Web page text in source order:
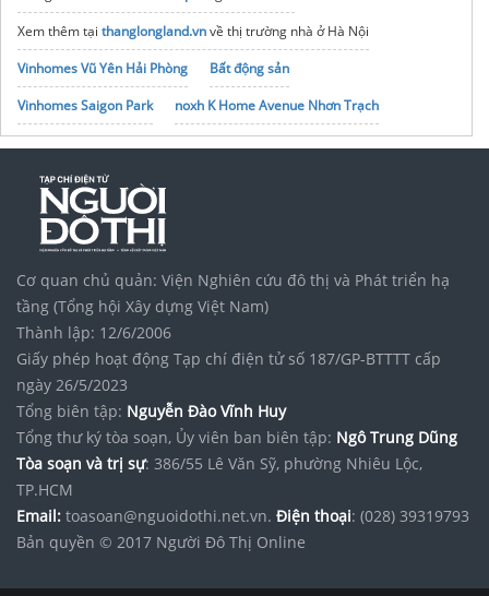
Xem thêm tại thanglongland.vnvề thị trường nhà ở Hà Nội
Vinhomes Vũ Yên Hải Phòng
Bất động sản
Vinhomes Saigon Park
noxh K Home Avenue Nhơn Trạch
Tập đoàn Bcons Group
Cơ quan chủ quản: Viện Nghiên cứu đô thị và Phát triển hạ
tầng (Tổng hội Xây dựng Việt Nam)
Thành lập: 12/6/2006
Giấy phép hoạt động Tạp chí điện tử số 187/GP-BTTTT cấp
ngày 26/5/2023
Tổng biên tập: Nguyễn Đào Vĩnh Huy
Tổng thư ký tòa soạn, Ủy viên ban biên tập: Ngô Trung Dũng
Tòa soạn và trị sự: 386/55 Lê Văn Sỹ, phường Nhiêu Lộc,
TP.HCM
Email: toasoan@nguoidothi.net.vn. Điện thoại: (028) 39319793
Bản quyền © 2017 Người Đô Thị Online